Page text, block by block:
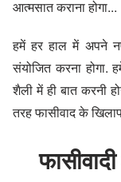
आत्मसात कराना होगा...
हमें हर हाल में अपने
संयोजित करना
शैली में ही बात करनी
तरह फासीवाद के